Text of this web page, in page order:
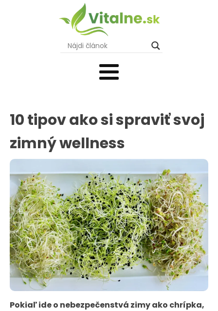
10 tipov ako si spraviť svoj
zimný wellness
Pokiaľ ide o nebezpečenstvá zimy ako chrípka,